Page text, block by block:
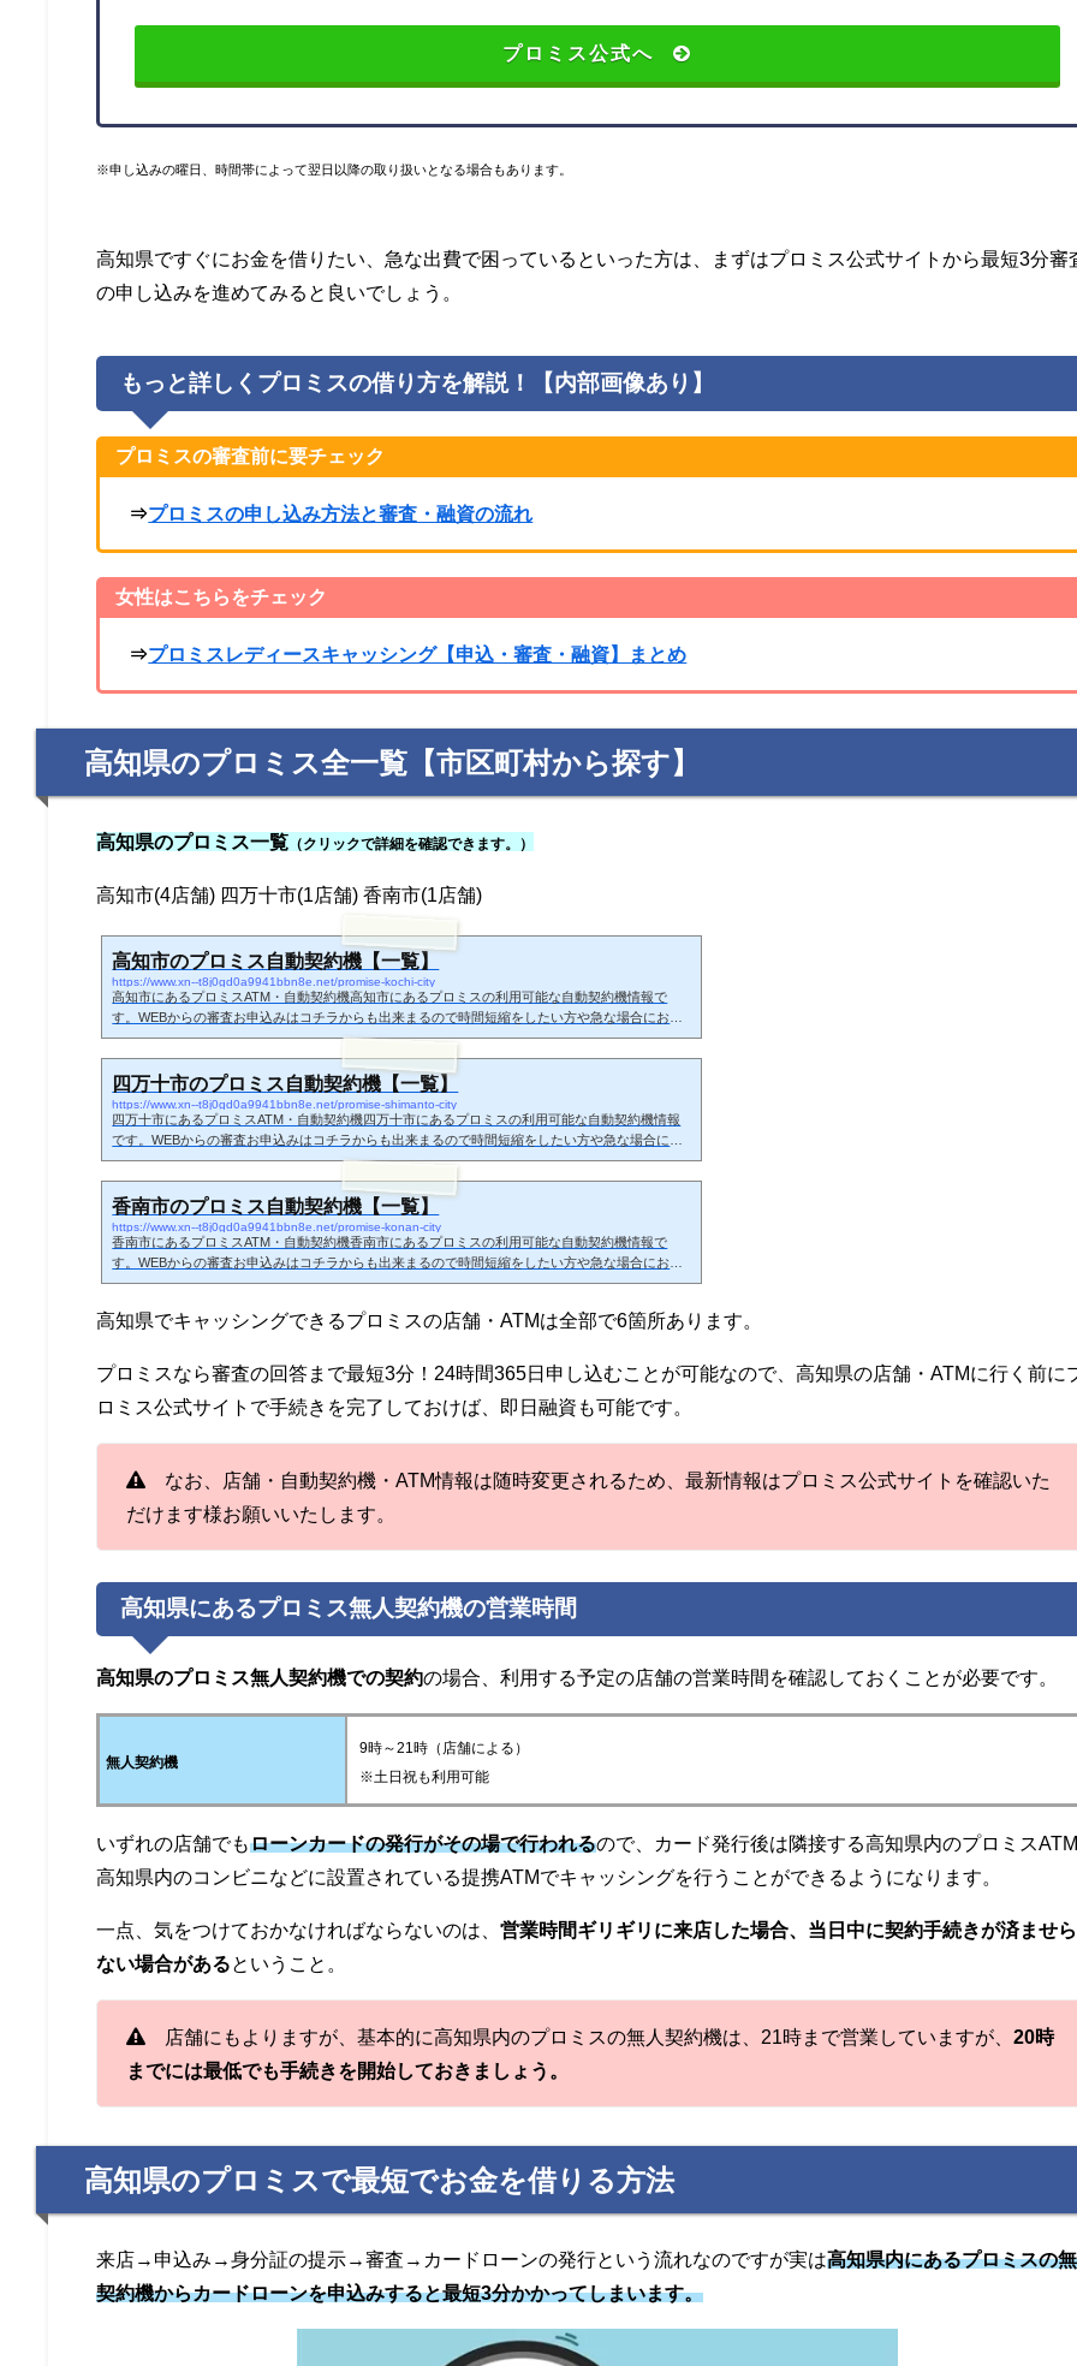
プロミス公式へ
※申し込みの曜日、時間帯によって翌日以降の取り扱いとなる場合もあります。
高知県ですぐにお金を借りたい、急な出費で困っているといった方は、まずはプロミス公式サイトから最短3分審
の申し込みを進めてみると良いでしょう。
もっと詳しくプロミスの借り方を解説！【内部画像あり】
プロミスの審査前に要チェック
⇒プロミスの申し込み方法と審査・融資の流れ
女性はこちらをチェック
⇒プロミスレディースキャッシング【申込・審査・融資】まとめ
高知県のプロミス全一覧【市区町村から探す】
高知県のプロミス一覧 （クリックで詳細を確認できます。）
高知市(4店舗) 四万十市(1店舗) 香南市(1店舗)
高知市のプロミス自動契約機【一覧】
https://www.xn--t8j0gd0a9941bbn8e.net/promise-kochi-city
高知市にあるプロミスATM・自動契約機高知市にあるプロミスの利用可能な自動契約機情報で
す。WEBからの審査お申込みはコチラからも出来まるので時間短縮をしたい方や急な場合にお近
くで店舗が見つからない時などにどうぞ。高知市の無人契約機で申し込みする時の流れ高知市の
プロミス無人契約機に必要書類を持参した上、自動契約機へ来店します。タッチパネルでスムー
ズに申し込み出来るのがメリット。お申し込みの内容をもとに審査をします。審査中はカードの
ご利用方法の説明ビデオが流れるので、審査の結果、契約可能額が分かるとい...
四万十市のプロミス自動契約機【一覧】
https://www.xn--t8j0gd0a9941bbn8e.net/promise-shimanto-city
四万十市にあるプロミスATM・自動契約機四万十市にあるプロミスの利用可能な自動契約機情報
です。WEBからの審査お申込みはコチラからも出来まるので時間短縮をしたい方や急な場合にお
近くで店舗が見つからない時などにどうぞ。四万十市の無人契約機で申し込みする時の流れ四万
十市のプロミス無人契約機に必要書類を持参した上、自動契約機へ来店します。タッチパネルで
スムーズに申し込み出来るのがメリット。お申し込みの内容をもとに審査をします。審査中はカ
ードのご利用方法の説明ビデオが流れるので、審査の結果、契約可能額が分...
香南市のプロミス自動契約機【一覧】
https://www.xn--t8j0gd0a9941bbn8e.net/promise-konan-city
香南市にあるプロミスATM・自動契約機香南市にあるプロミスの利用可能な自動契約機情報で
す。WEBからの審査お申込みはコチラからも出来まるので時間短縮をしたい方や急な場合にお近
くで店舗が見つからない時などにどうぞ。香南市の無人契約機で申し込みする時の流れ香南市の
ズに申し込み出来るのがメリット。お申し込みの内容をもとに審査をします。審査中はカードの
高知県でキャッシングできるプロミスの店舗・ATMは全部で6箇所あります。
プロミスなら審査の回答まで最短3分！24時間365日申し込むことが可能なので、高知県の店舗・ATMに行く前に
ロミス公式サイトで手続きを完了しておけば、即日融資も可能です。
なお、店舗・自動契約機・ATM情報は随時変更されるため、最新情報はプロミス公式サイトを確認いた
だけます様お願いいたします。
高知県にあるプロミス無人契約機の営業時間
高知県のプロミス無人契約機での契約の場合、利用する予定の店舗の営業時間を確認しておくことが必要です。
無人契約機
9時～21時（店舗による）
※土日祝も利用可能
いずれの店舗でもローンカードの発行がその場で行われるので、カード発行後は隣接する高知県内のプロミス
高知県内のコンビニなどに設置されている提携ATMでキャッシングを行うことができるようになります。
一点、気をつけておかなければならないのは、営業時間ギリギリに来店した場合、当日中に契約手続きが済ませ
ない場合があるということ。
店舗にもよりますが、基本的に高知県内のプロミスの無人契約機は、21時まで営業していますが、20時
までには最低でも手続きを開始しておきましょう。
高知県のプロミスで最短でお金を借りる方法
来店→申込み→身分証の提示→審査→カードローンの発行という流れなのですが実は高知県内にあるプロミスの
契約機からカードローンを申込みすると最短3分かかってしまいます。